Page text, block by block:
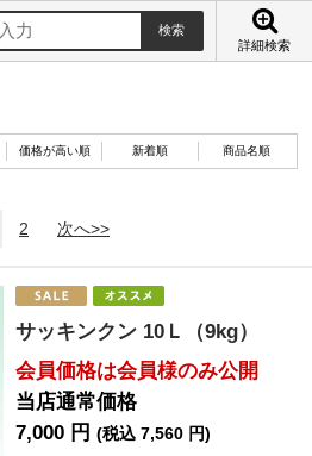
詳細検索
価格が高い順 新着順 商品名順
2 次へ>>
サッキンクン 10Ｌ（9kg）
会員価格は会員様のみ公開
当店通常価格
7,000 円(税込 7,560 円)